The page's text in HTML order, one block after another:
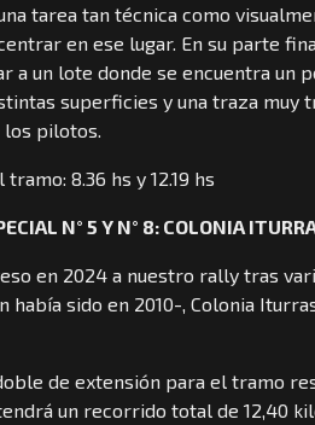
tarea tan técnica como
en ese lugar. En su parte
a un lote donde se encuentra un
superficies y una traza muy
pilotos.
8.36 hs y 12.19 hs
N° 5 Y N° 8: COLONIA
en 2024 a nuestro rally tras
había sido en 2010-, Colonia
de extensión para el tramo
un recorrido total de 12,40